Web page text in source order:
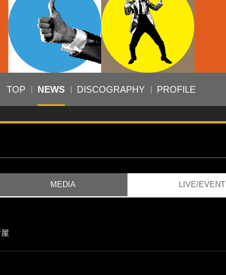
TOP NEWS DISCOGRAPHY PROFILE
MEDIA LIVE/EVENT